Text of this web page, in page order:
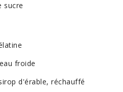
sucre
froide
d'érable, réchauffé